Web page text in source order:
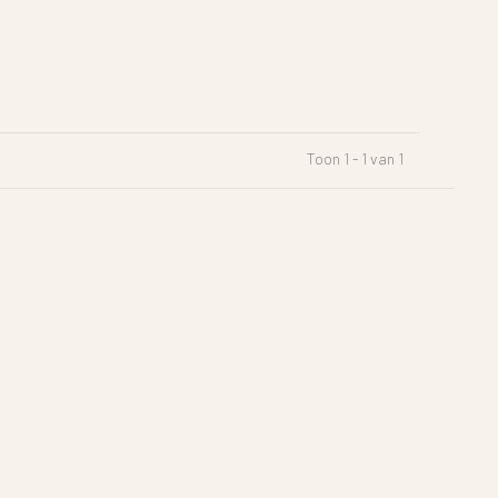
Toon 1 - 1 van 1